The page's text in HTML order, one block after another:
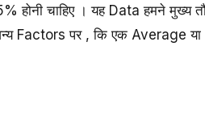
होनी चाहिए । यह Data हमने मुख्य
अन्य Factors पर , कि एक Average